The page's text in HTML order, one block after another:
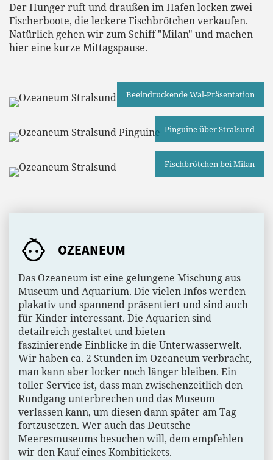
Der Hunger ruft und draußen im Hafen locken zwei
Fischerboote, die leckere Fischbrötchen verkaufen.
Natürlich gehen wir zum Schiff "Milan" und machen
hier eine kurze Mittagspause.
Beeindruckende Wal-Präsentation
Pinguine über Stralsund
Fischbrötchen bei Milan
OZEANEUM
Das Ozeaneum ist eine gelungene Mischung aus
Museum und Aquarium. Die vielen Infos werden
plakativ und spannend präsentiert und sind auch
für Kinder interessant. Die Aquarien sind
detailreich gestaltet und bieten
faszinierende Einblicke in die Unterwasserwelt.
Wir haben ca. 2 Stunden im Ozeaneum verbracht,
man kann aber locker noch länger bleiben. Ein
toller Service ist, dass man zwischenzeitlich den
Rundgang unterbrechen und das Museum
verlassen kann, um diesen dann später am Tag
fortzusetzen. Wer auch das Deutsche
Meeresmuseums besuchen will, dem empfehlen
wir den Kauf eines Kombitickets.